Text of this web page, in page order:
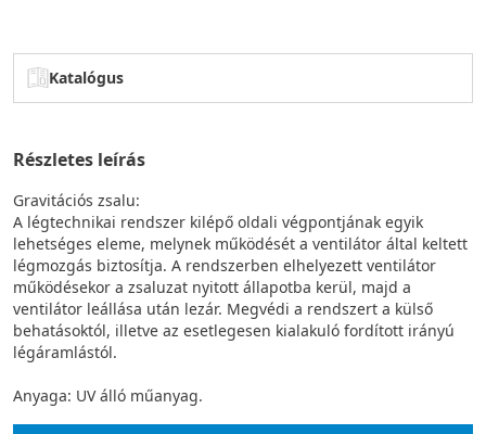
Katalógus
Részletes leírás
Gravitációs zsalu:
A légtechnikai rendszer kilépő oldali végpontjának egyik
lehetséges eleme, melynek működését a ventilátor által keltett
légmozgás biztosítja. A rendszerben elhelyezett ventilátor
működésekor a zsaluzat nyitott állapotba kerül, majd a
ventilátor leállása után lezár. Megvédi a rendszert a külső
behatásoktól, illetve az esetlegesen kialakuló fordított irányú
légáramlástól.
Anyaga: UV álló műanyag.